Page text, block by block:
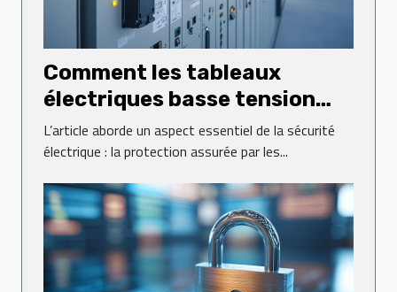
Comment les tableaux
électriques basse tension
sécurisent-ils vos
installations ?
L’article aborde un aspect essentiel de la sécurité
électrique : la protection assurée par les...